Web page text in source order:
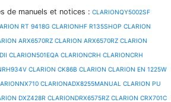
de manuels et notices : CLARIONQY5002SF
RT 9418G CLARIONHF R135SHOP CLARION
ARX6570RZ CLARION ARX6570RZ CLARION
CLARION501EQA CLARIONCRH CLARIONCRH
CLARION CK86B CLARION CLARION EN 1225W
CLARIONADX8255MANUAL CLARION PU
DXZ428R CLARIONDRX6575RZ CLARION CRX701C